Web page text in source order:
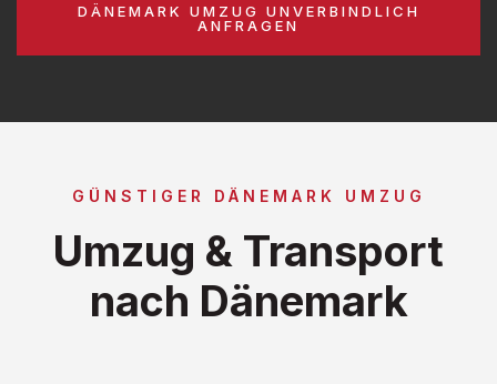
DÄNEMARK UMZUG UNVERBINDLICH
ANFRAGEN
GÜNSTIGER DÄNEMARK UMZUG
Umzug & Transport
nach Dänemark